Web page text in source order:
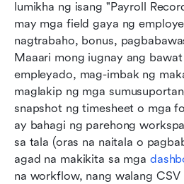
lumikha ng isang "Payroll
may mga field gaya ng
nagtrabaho, bonus,
Maaari mong iugnay ang
empleyado, mag-imbak ng
maglakip ng mga
snapshot ng timesheet o mga
ay bahagi ng parehong
sa tala (oras na naitala o
agad na makikita sa mga
na workflow, nang walang